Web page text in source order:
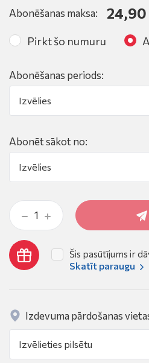
Abonēšanas maksa:
Pirkt šo numuru
Abonēšanas periods:
Abonēt sākot no:
Šis pasūtījums ir
Skatīt paraugu
Izdevuma pārdošanas